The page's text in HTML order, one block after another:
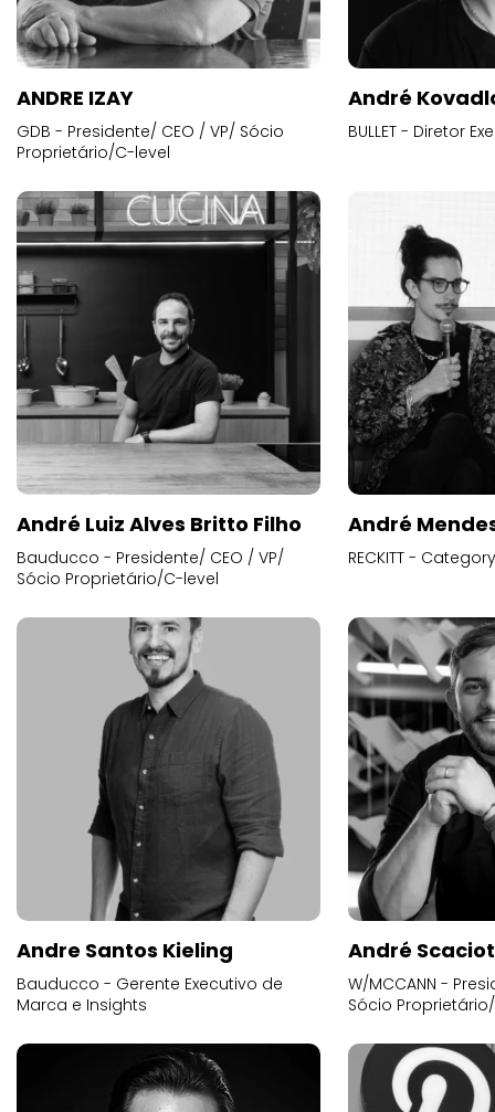
ANDRE IZAY
GDB - Presidente/ CEO / VP/ Sócio
Proprietário/C-level
André
BULLET - Diretor
André Luiz Alves Britto Filho
Bauducco - Presidente/ CEO / VP/
Sócio Proprietário/C-level
André
RECKITT -
Andre Santos Kieling
Bauducco - Gerente Executivo de
Marca e Insights
André
W/MCCANN -
Sócio